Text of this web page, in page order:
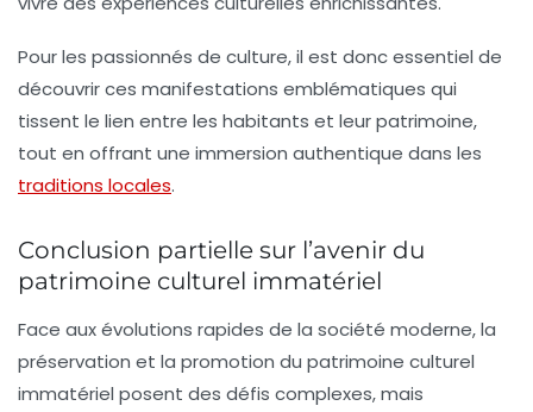
Pour les passionnés de culture, il est donc essentiel de
découvrir ces manifestations emblématiques qui
tissent le lien entre les habitants et leur patrimoine,
tout en offrant une immersion authentique dans les
traditions locales.
Conclusion partielle sur l’avenir du
patrimoine culturel immatériel
Face aux évolutions rapides de la société moderne, la
préservation et la promotion du patrimoine culturel
immatériel posent des défis complexes, mais